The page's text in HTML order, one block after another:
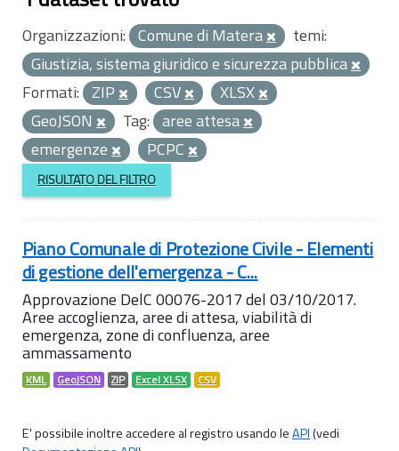
Organizzazioni: Comune di Matera
temi:
Giustizia, sistema giuridico e sicurezza pubblica
Formati: ZIP CSV
XLSX
GeoJSON
Tag: aree attesa
emergenze
PCPC
RISULTATO DEL FILTRO
Piano Comunale di Protezione Civile - Elementi
di gestione dell'emergenza - C...
Approvazione DelC 00076-2017 del 03/10/2017.
Aree accoglienza, aree di attesa, viabilità di
emergenza, zone di confluenza, aree
ammassamento
KML GeoJSON ZIP Excel XLSX CSV
E' possibile inoltre accedere al registro usando leAPI(vedi